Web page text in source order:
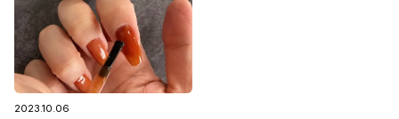
2023.10.06